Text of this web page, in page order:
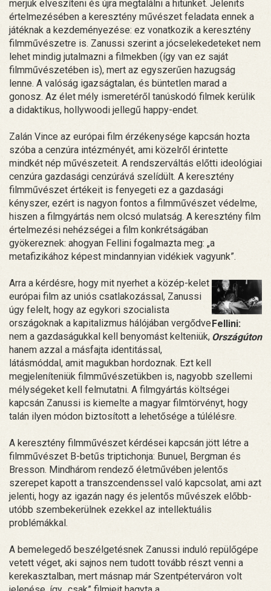
merjük elveszíteni és újra megtalálni a hitünket. Jelenits
értelmezésében a keresztény művészet feladata ennek a
játéknak a kezdeményezése: ez vonatkozik a keresztény
filmművészetre is. Zanussi szerint a jócselekedeteket nem
lehet mindig jutalmazni a filmekben (így van ez saját
filmművészetében is), mert az egyszerűen hazugság
lenne. A valóság igazságtalan, és büntetlen marad a
gonosz. Az élet mély ismeretéről tanúskodó filmek kerülik
a didaktikus, hollywoodi jellegű happy-endet.
Zalán Vince az európai film érzékenysége kapcsán hozta
szóba a cenzúra intézményét, ami közelről érintette
mindkét nép művészeteit. A rendszerváltás előtti ideológiai
cenzúra gazdasági cenzúrává szelídült. A keresztény
filmművészet értékeit is fenyegeti ez a gazdasági
kényszer, ezért is nagyon fontos a filmművészet védelme,
hiszen a filmgyártás nem olcsó mulatság. A keresztény film
értelmezési nehézségei a film konkrétságában
gyökereznek: ahogyan Fellini fogalmazta meg: „a
metafizikához képest mindannyian vidékiek vagyunk”.
Fellini:
Országúton
Arra a kérdésre, hogy mit nyerhet a közép-kelet
európai film az uniós csatlakozással, Zanussi
úgy felelt, hogy az egykori szocialista
országoknak a kapitalizmus hálójában vergődve
nem a gazdaságukkal kell benyomást kelteniük,
hanem azzal a másfajta identitással,
látásmóddal, amit magukban hordoznak. Ezt kell
megjeleníteniük filmművészetükben is, nagyobb szellemi
mélységeket kell felmutatni. A filmgyártás költségei
kapcsán Zanussi is kiemelte a magyar filmtörvényt, hogy
talán ilyen módon biztosított a lehetősége a túlélésre.
A keresztény filmművészet kérdései kapcsán jött létre a
filmművészet B-betűs triptichonja: Bunuel, Bergman és
Bresson. Mindhárom rendező életművében jelentős
szerepet kapott a transzcendenssel való kapcsolat, ami azt
jelenti, hogy az igazán nagy és jelentős művészek előbb-
utóbb szembekerülnek ezekkel az intellektuális
problémákkal.
A bemelegedő beszélgetésnek Zanussi induló repülőgépe
vetett véget, aki sajnos nem tudott tovább részt venni a
kerekasztalban, mert másnap már Szentpéterváron volt